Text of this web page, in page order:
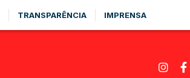
TRANSPARÊNCIA IMPRENSA